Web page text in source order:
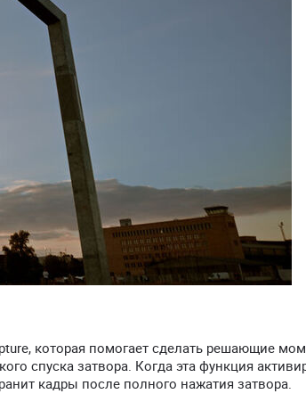
которая помогает сделать решающие
спуска затвора. Когда эта функция
кадры после полного нажатия затвора.